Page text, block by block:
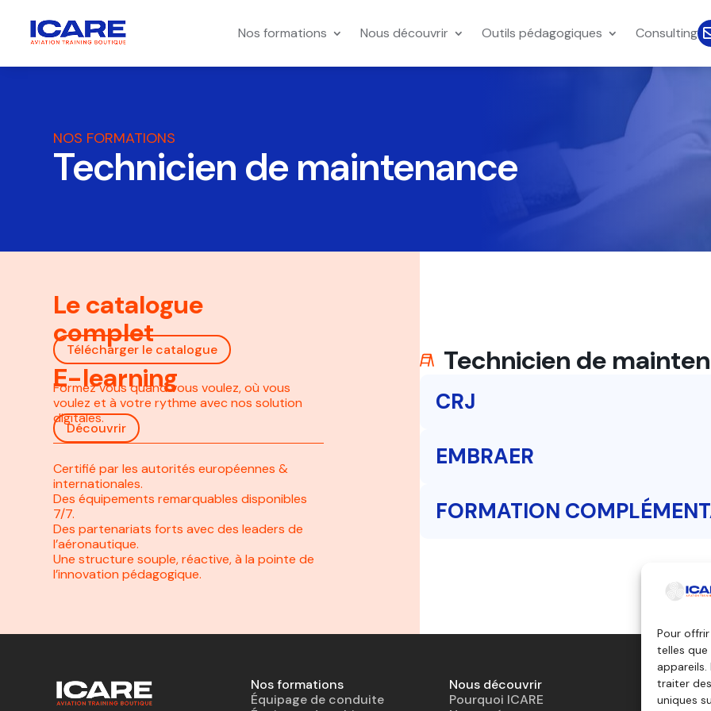
Pour
telles
traiter
uniques
Nos formations Nous découvrir Outils pédagogiques Consulting
NOS FORMATIONS
Technicien de maintenance
Le catalogue
complet
Télécharger le catalogue
E-learning
Formez vous quand vous voulez, où vous
voulez et à votre rythme avec nos solution
digitales.
Découvrir
Certifié par les autorités européennes &
internationales.
Des équipements remarquables disponibles
7/7.
Des partenariats forts avec des leaders de
l’aéronautique.
Une structure souple, réactive, à la pointe de
l’innovation pédagogique.
Technicien de
CRJ
EMBRAER
FORMATION
Nos formations
Équipage de conduite
Nous découvrir
Pourquoi ICARE
Outils